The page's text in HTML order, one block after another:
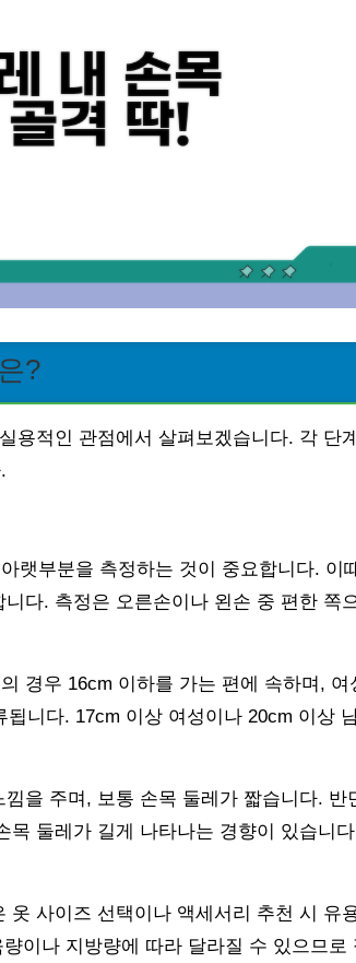
?
용적인 관점에서 살펴보겠습니다. 각 단
랫부분을 측정하는 것이 중요합니다. 이
다. 측정은 오른손이나 왼손 중 편한 쪽
경우 16cm 이하를 가는 편에 속하며, 여
니다. 17cm 이상 여성이나 20cm 이상
을 주며, 보통 손목 둘레가 짧습니다. 반
둘레가 길게 나타나는 경향이 있습니
사이즈 선택이나 액세서리 추천 시 유
이나 지방량에 따라 달라질 수 있으므로